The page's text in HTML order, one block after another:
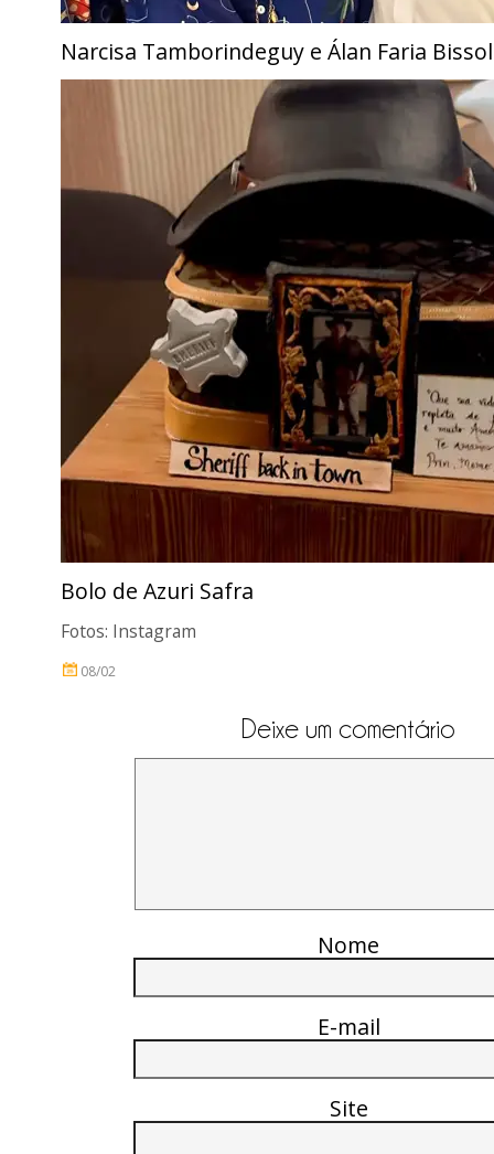
Narcisa Tamborindeguy e Álan Faria
Bolo de Azuri Safra
Fotos: Instagram
08/02
Deixe um comentário
Nome
E-mail
Site